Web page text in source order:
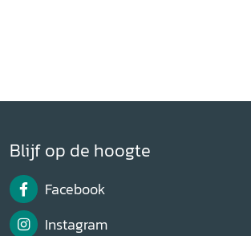
Blijf op de hoogte
Facebook
Instagram